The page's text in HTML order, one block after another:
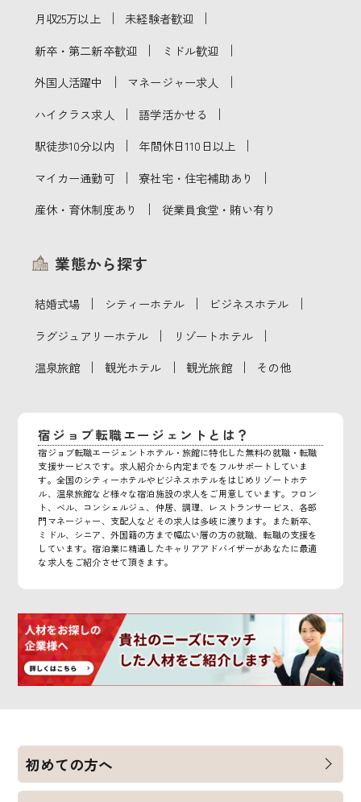
月収25万以上 ｜ 未経験者歓迎 ｜
新卒・第二新卒歓迎 ｜ ミドル歓迎 ｜
外国人活躍中 ｜ マネージャー求人 ｜
ハイクラス求人 ｜ 語学活かせる ｜
駅徒歩10分以内 ｜ 年間休日110日以上 ｜
マイカー通勤可 ｜ 寮社宅・住宅補助あり ｜
産休・育休制度あり ｜ 従業員食堂・賄い有り
業態から探す
結婚式場 ｜ シティーホテル ｜ ビジネスホテル ｜
ラグジュアリーホテル ｜ リゾートホテル ｜
温泉旅館 ｜ 観光ホテル ｜ 観光旅館 ｜ その他
宿ジョブ転職エージェントとは？
宿ジョブ転職エージェントホテル・旅館に特化した無料の就職・転職
支援サービスです。求人紹介から内定までをフルサポートしていま
す。全国のシティーホテルやビジネスホテルをはじめリゾートホテ
ル、温泉旅館など様々な宿泊施設の求人をご用意しています。フロン
ト、ベル、コンシェルジュ、仲居、調理、レストランサービス、各部
門マネージャー、支配人などその求人は多岐に渡ります。また新卒、
ミドル、シニア、外国籍の方まで幅広い層の方の就職、転職の支援を
しています。宿泊業に精通したキャリアアドバイザーがあなたに最適
な求人をご紹介させて頂きます。
初めての方へ